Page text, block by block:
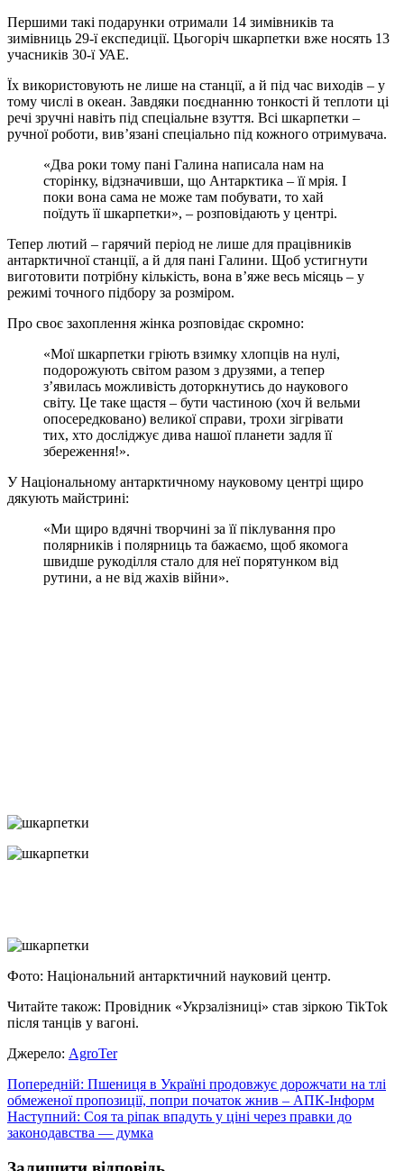
Першими такі подарунки отримали 14 зимівників та
зимівниць 29-ї експедиції. Цьогоріч шкарпетки вже носять 13
учасників 30-ї УАЕ.
Їх використовують не лише на станції, а й під час виходів – у
тому числі в океан. Завдяки поєднанню тонкості й теплоти ці
речі зручні навіть під спеціальне взуття. Всі шкарпетки –
ручної роботи, вив’язані спеціально під кожного отримувача.
«Два роки тому пані Галина написала нам на
сторінку, відзначивши, що Антарктика – її мрія. І
поки вона сама не може там побувати, то хай
поїдуть її шкарпетки», – розповідають у центрі.
Тепер лютий – гарячий період не лише для працівників
антарктичної станції, а й для пані Галини. Щоб устигнути
виготовити потрібну кількість, вона в’яже весь місяць – у
режимі точного підбору за розміром.
Про своє захоплення жінка розповідає скромно:
«Мої шкарпетки гріють взимку хлопців на нулі,
подорожують світом разом з друзями, а тепер
з’явилась можливість доторкнутись до наукового
світу. Це таке щастя – бути частиною (хоч й вельми
опосередковано) великої справи, трохи зігрівати
тих, хто досліджує дива нашої планети задля її
збереження!».
У Національному антарктичному науковому центрі щиро
дякують майстрині:
«Ми щиро вдячні творчині за її піклування про
полярників і полярниць та бажаємо, щоб якомога
швидше рукоділля стало для неї порятунком від
рутини, а не від жахів війни».
Фото: Національний антарктичний науковий центр.
Читайте також: Провідник «Укрзалізниці» став зіркою TikTok
після танців у вагоні.
Джерело: АgroTer
Навігація
записів
Попередній: Пшениця в Україні продовжує дорожчати на тлі
обмеженої пропозиції, попри початок жнив – АПК-Інформ
Наступний: Соя та ріпак впадуть у ціні через правки до
законодавства — думка